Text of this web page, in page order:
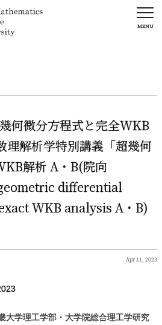
MENU
幾何微分方程式と完全WKB
理解析学特別講義 「超幾何
解析 A・B(院向
differential
WKB analysis A・B)
Apr 11, 2023
学理工学部・大学院総合理工学研究